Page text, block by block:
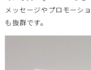
メッセージやプロモーシ
も抜群です。